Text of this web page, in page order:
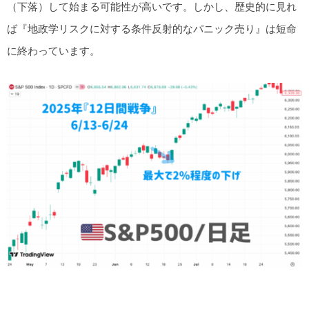
（下落）して始まる可能性が高いです。しかし、歴史的に見れ
ば『地政学リスクに対する条件反射的なパニック売り』は短命
に終わっています。